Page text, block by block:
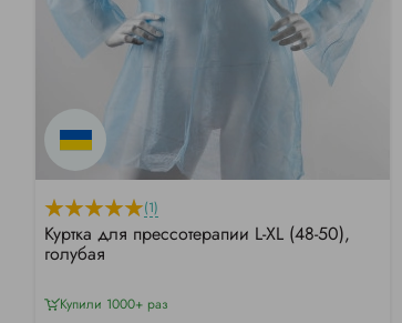
(1)
Куртка для прессотерапии L-XL (48-50),
голубая
Купили 1000+ раз